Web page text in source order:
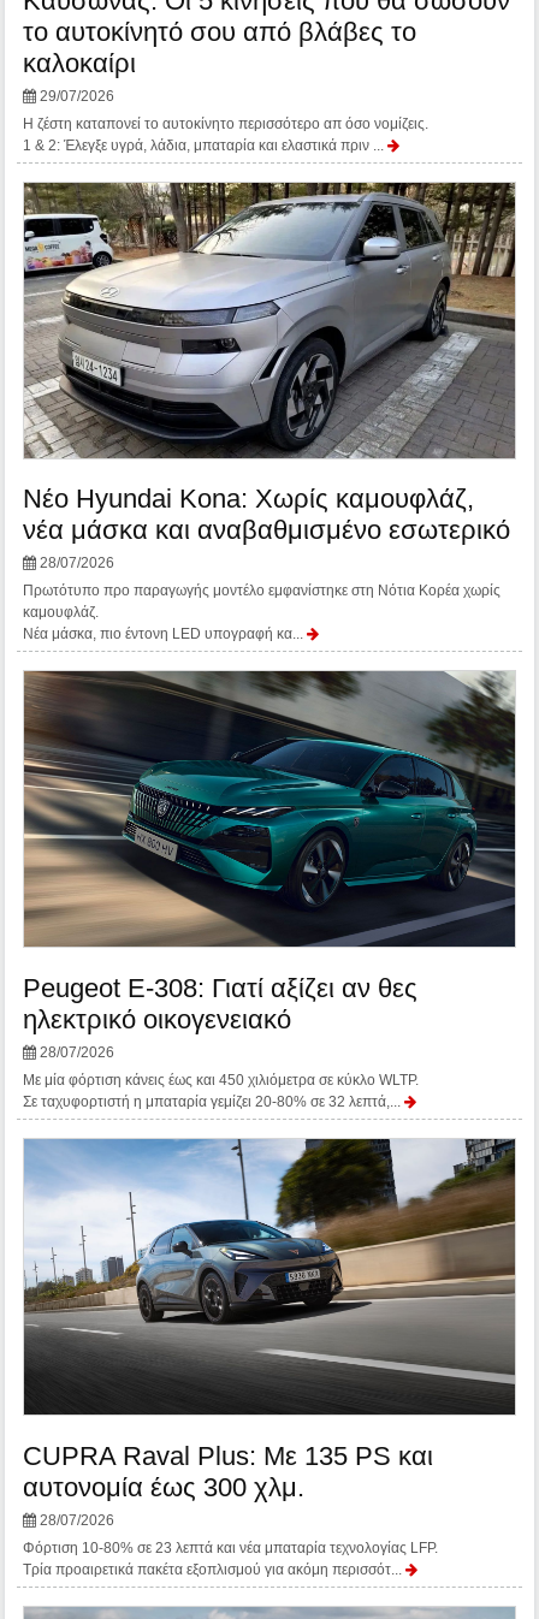
το αυτοκίνητό σου από βλάβες το
καλοκαίρι
29/07/2026
Η ζέστη καταπονεί το αυτοκίνητο περισσότερο απ όσο νομίζεις.
1 & 2: Έλεγξε υγρά, λάδια, μπαταρία και ελαστικά πριν ...
Νέο Hyundai Kona: Χωρίς καμουφλάζ,
νέα μάσκα και αναβαθμισμένο εσωτερικό
28/07/2026
Πρωτότυπο προ παραγωγής μοντέλο εμφανίστηκε στη Νότια Κορέα χωρίς
καμουφλάζ.
Νέα μάσκα, πιο έντονη LED υπογραφή κα...
Peugeot E-308: Γιατί αξίζει αν θες
ηλεκτρικό οικογενειακό
28/07/2026
Με μία φόρτιση κάνεις έως και 450 χιλιόμετρα σε κύκλο WLTP.
Σε ταχυφορτιστή η μπαταρία γεμίζει 20-80% σε 32 λεπτά,...
CUPRA Raval Plus: Με 135 PS και
αυτονομία έως 300 χλμ.
28/07/2026
Φόρτιση 10-80% σε 23 λεπτά και νέα μπαταρία τεχνολογίας LFP.
Τρία προαιρετικά πακέτα εξοπλισμού για ακόμη περισσότ...